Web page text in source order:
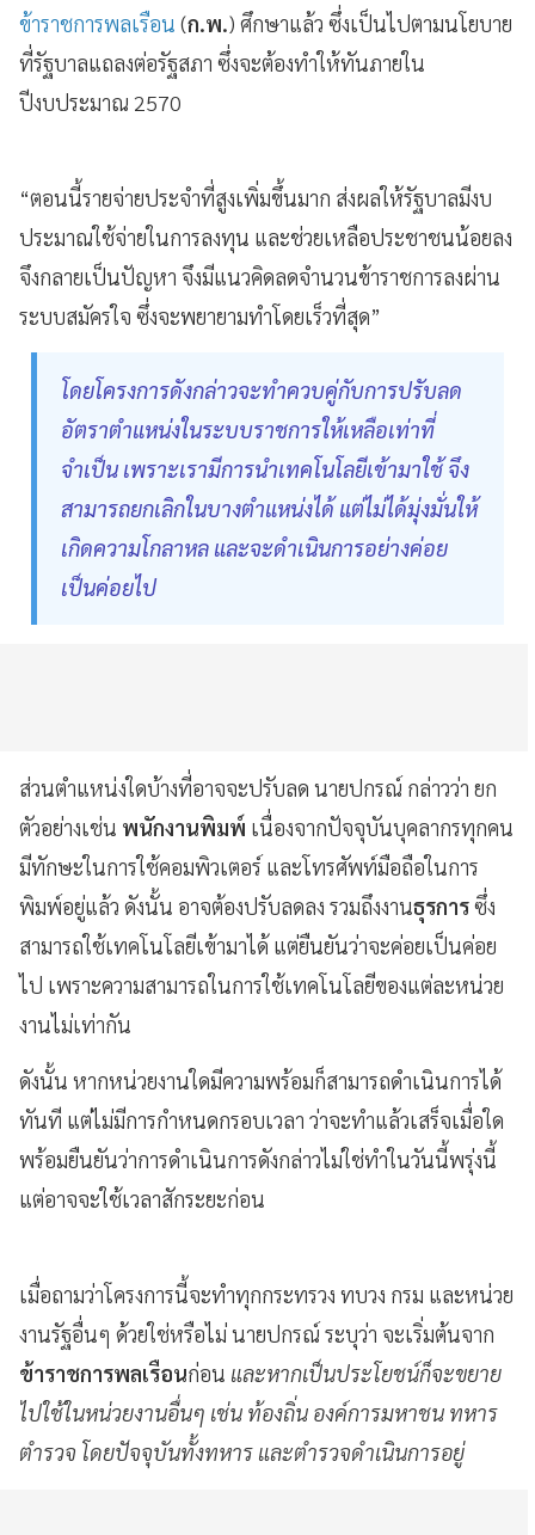
ข้าราชการพลเรือน (ก.พ.) ศึกษาแล้ว ซึ่งเป็นไปตามนโยบาย
ที่รัฐบาลแถลงต่อรัฐสภา ซึ่งจะต้องทำให้ทันภายใน
ปีงบประมาณ 2570
“ตอนนี้รายจ่ายประจำที่สูงเพิ่มขึ้นมาก ส่งผลให้รัฐบาลมีงบ
ประมาณใช้จ่ายในการลงทุน และช่วยเหลือประชาชนน้อยลง
จึงกลายเป็นปัญหา จึงมีแนวคิดลดจำนวนข้าราชการลงผ่าน
ระบบสมัครใจ ซึ่งจะพยายามทำโดยเร็วที่สุด”
โดยโครงการดังกล่าวจะทำควบคู่กับการปรับลด
อัตราตำแหน่งในระบบราชการให้เหลือเท่าที่
จำเป็น เพราะเรามีการนำเทคโนโลยีเข้ามาใช้ จึง
สามารถยกเลิกในบางตำแหน่งได้ แต่ไม่ได้มุ่งมั่นให้
เกิดความโกลาหล และจะดำเนินการอย่างค่อย
เป็นค่อยไป
ส่วนตำแหน่งใดบ้างที่อาจจะปรับลด นายปกรณ์ กล่าวว่า ยก
ตัวอย่างเช่น พนักงานพิมพ์ เนื่องจากปัจจุบันบุคลากรทุกคน
มีทักษะในการใช้คอมพิวเตอร์ และโทรศัพท์มือถือในการ
พิมพ์อยู่แล้ว ดังนั้น อาจต้องปรับลดลง รวมถึงงานธุรการซึ่ง
สามารถใช้เทคโนโลยีเข้ามาได้ แต่ยืนยันว่าจะค่อยเป็นค่อย
ไป เพราะความสามารถในการใช้เทคโนโลยีของแต่ละหน่วย
งานไม่เท่ากัน
ดังนั้น หากหน่วยงานใดมีความพร้อมก็สามารถดำเนินการได้
ทันที แต่ไม่มีการกำหนดกรอบเวลา ว่าจะทำแล้วเสร็จเมื่อใด
พร้อมยืนยันว่าการดำเนินการดังกล่าวไม่ใช่ทำในวันนี้พรุ่งนี้
แต่อาจจะใช้เวลาสักระยะก่อน
เมื่อถามว่าโครงการนี้จะทำทุกกระทรวง ทบวง กรม และหน่วย
งานรัฐอื่นๆ ด้วยใช่หรือไม่ นายปกรณ์ ระบุว่า จะเริ่มต้นจาก
ข้าราชการพลเรือนก่อน และหากเป็นประโยชน์ก็จะขยาย
ไปใช้ในหน่วยงานอื่นๆ เช่น ท้องถิ่น องค์การมหาชน ทหาร
ตำรวจ โดยปัจจุบันทั้งทหาร และตำรวจดำเนินการอยู่